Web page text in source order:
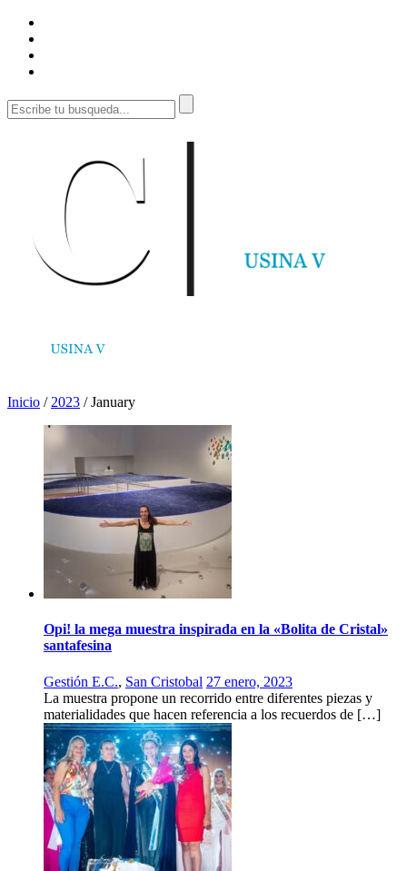
Inicio / 2023 /January
Opi! la mega muestra inspirada en la «Bolita de Cristal»
santafesina
Gestión E.C., San Cristobal 27 enero, 2023
La muestra propone un recorrido entre diferentes piezas y
materialidades que hacen referencia a los recuerdos de […]